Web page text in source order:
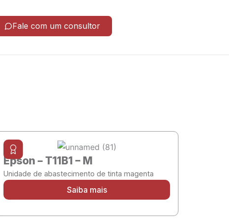
Fale com um consultor
Epson – T11B1 – M
Unidade de abastecimento de tinta magenta
Saiba mais